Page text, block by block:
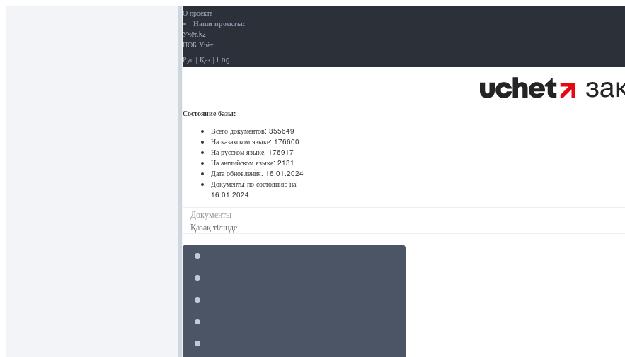
О проекте
Наши проекты:
Учёт.kz
ПОБ.Учёт
Рус | Қаз | Eng
Состояние базы:
Всего документов: 355649
На казахском языке: 176600
На русском языке: 176917
На английском языке: 2131
Дата обновления: 16.01.2024
Документы по состоянию на:
16.01.2024
Документы
Қазақ тілінде